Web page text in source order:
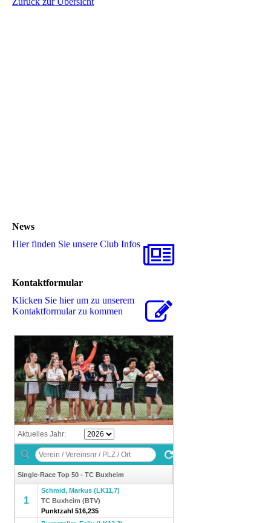
News
Hier finden Sie unsere Club Infos
Kontaktformular
Klicken Sie hier um zu unserem
Kon­takt­for­mu­lar zu kommen